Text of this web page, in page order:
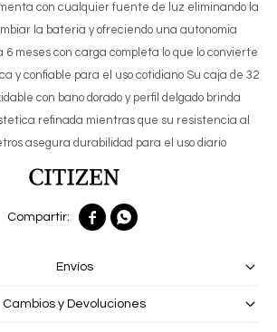
con cualquier fuente de luz eliminando la
la bateria y ofreciendo una autonomia
6 meses con carga completa lo que lo convierte
y confiable para el uso cotidiano Su caja de 32
con bano dorado y perfil delgado brinda
refinada mientras que su resistencia al
asegura durabilidad para el uso diario
 
Envíos
Cambios y Devoluciones